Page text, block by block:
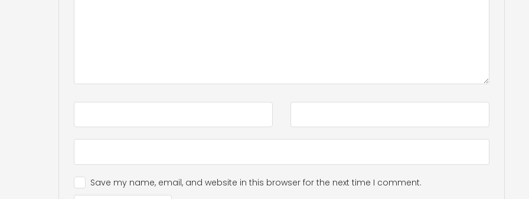
Save my name, email, and website in this browser for the next time I comment.